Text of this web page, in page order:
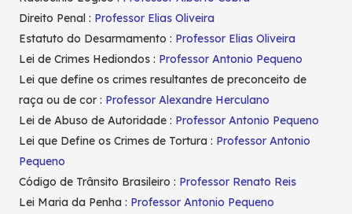
Direito Penal : Professor Elias Oliveira
Estatuto do Desarmamento : Professor Elias Oliveira
Lei de Crimes Hediondos : Professor Antonio Pequeno
Lei que define os crimes resultantes de preconceito de
raça ou de cor : Professor Alexandre Herculano
Lei de Abuso de Autoridade : Professor Antonio Pequeno
Lei que Define os Crimes de Tortura : Professor Antonio
Pequeno
Código de Trânsito Brasileiro : Professor Renato Reis
Lei Maria da Penha : Professor Antonio Pequeno